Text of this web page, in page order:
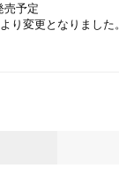
売予定
り変更となりました。